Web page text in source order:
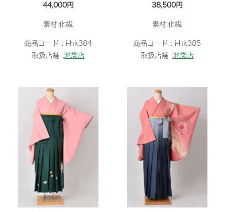
44,000円
素材:化繊
商品コード : i-hk384
取扱店舗 :池袋店
38,500円
素材:化繊
商品コード : i-hk385
取扱店舗 :池袋店